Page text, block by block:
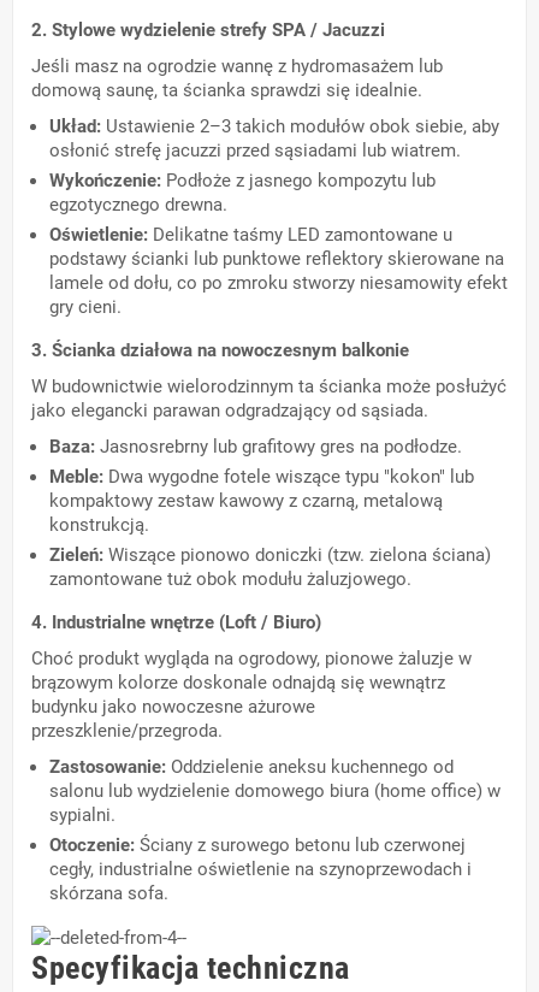
2. Stylowe wydzielenie strefy SPA / Jacuzzi
Jeśli masz na ogrodzie wannę z hydromasażem lub
domową saunę, ta ścianka sprawdzi się idealnie.
Układ: Ustawienie 2–3 takich modułów obok siebie, aby
osłonić strefę jacuzzi przed sąsiadami lub wiatrem.
Wykończenie: Podłoże z jasnego kompozytu lub
egzotycznego drewna.
Oświetlenie: Delikatne taśmy LED zamontowane u
podstawy ścianki lub punktowe reflektory skierowane na
lamele od dołu, co po zmroku stworzy niesamowity efekt
gry cieni.
3. Ścianka działowa na nowoczesnym balkonie
W budownictwie wielorodzinnym ta ścianka może posłużyć
jako elegancki parawan odgradzający od sąsiada.
Baza: Jasnosrebrny lub grafitowy gres na podłodze.
Meble: Dwa wygodne fotele wiszące typu "kokon" lub
kompaktowy zestaw kawowy z czarną, metalową
konstrukcją.
Zieleń: Wiszące pionowo doniczki (tzw. zielona ściana)
zamontowane tuż obok modułu żaluzjowego.
4. Industrialne wnętrze (Loft / Biuro)
Choć produkt wygląda na ogrodowy, pionowe żaluzje w
brązowym kolorze doskonale odnajdą się wewnątrz
budynku jako nowoczesne ażurowe
przeszklenie/przegroda.
Zastosowanie: Oddzielenie aneksu kuchennego od
salonu lub wydzielenie domowego biura (home office) w
sypialni.
Otoczenie: Ściany z surowego betonu lub czerwonej
cegły, industrialne oświetlenie na szynoprzewodach i
skórzana sofa.
Specyfikacja techniczna